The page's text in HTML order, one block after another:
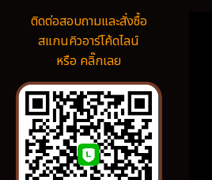
ติดต่อสอบถามและสั่งซื้อ
สแกนคิวอาร์โค้ดไลน์
หรือ คลิ๊กเลย